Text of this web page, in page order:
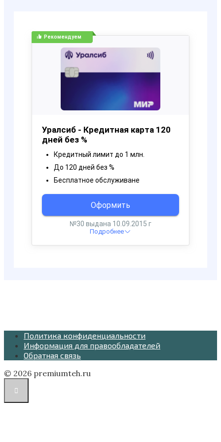
Политика конфиденциальности
Информация для правообладателей
Обратная связь
© 2026 premiumteh.ru